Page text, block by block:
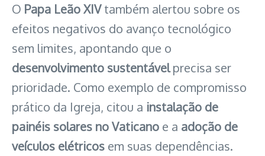
O Papa Leão XIVtambém alertou sobre os
efeitos negativos do avanço tecnológico
sem limites, apontando que o
desenvolvimento sustentávelprecisa ser
prioridade. Como exemplo de compromisso
prático da Igreja, citou a instalação de
painéis solares no Vaticano e a adoção de
veículos elétricos em suas dependências.